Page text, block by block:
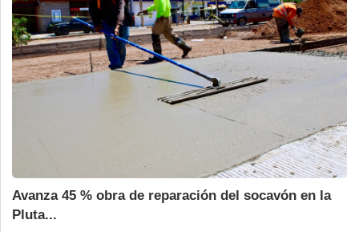
Avanza 45 % obra de reparación del socavón en la
Pluta...